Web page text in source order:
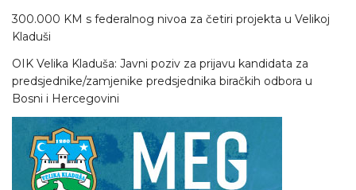
300.000 KM s federalnog nivoa za četiri projekta u Velikoj
Kladuši
OIK Velika Kladuša: Javni poziv za prijavu kandidata za
predsjednike/zamjenike predsjednika biračkih odbora u
Bosni i Hercegovini